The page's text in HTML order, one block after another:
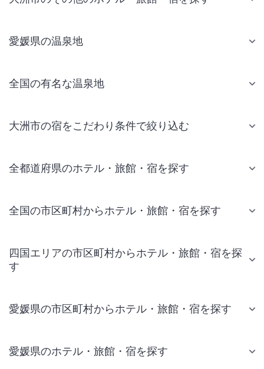
愛媛県の温泉地
全国の有名な温泉地
大洲市の宿をこだわり条件で絞り込む
全都道府県のホテル・旅館・宿を探す
全国の市区町村からホテル・旅館・宿を探す
四国エリアの市区町村からホテル・旅館・宿を探
す
愛媛県の市区町村からホテル・旅館・宿を探す
愛媛県のホテル・旅館・宿を探す